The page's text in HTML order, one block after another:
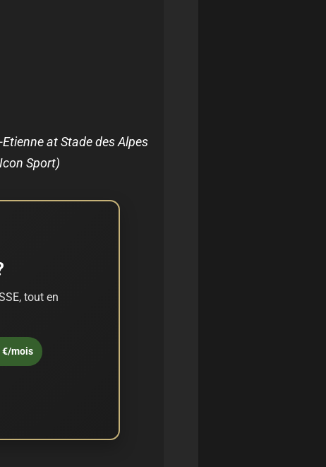
at Stade des Alpes
Sport)
tout en
€/mois